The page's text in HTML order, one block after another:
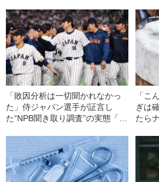
ぎる“
「敗因分析は一切聞かれなかっ
た」侍ジャパン選手が証言し
た“NPB聞き取り調査”の実態「選
「こ
ぎは
たら